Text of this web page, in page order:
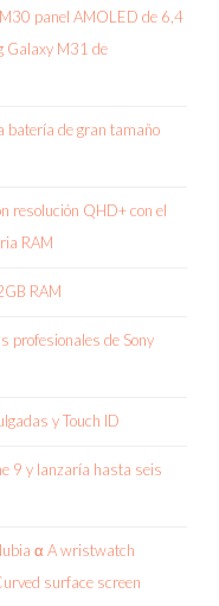
panel AMOLED de 6,4
Galaxy M31 de
batería de gran tamaño
resolución QHD+ con el
RAM
RAM
profesionales de Sony
y Touch ID
9 y lanzaría hasta seis
α A wristwatch
surface screen